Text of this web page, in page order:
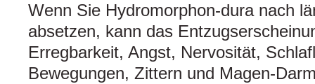
Wenn Sie Hydromorphon-dura nach
absetzen, kann das
Erregbarkeit, Angst, Nervosität,
Bewegungen, Zittern und Magen-